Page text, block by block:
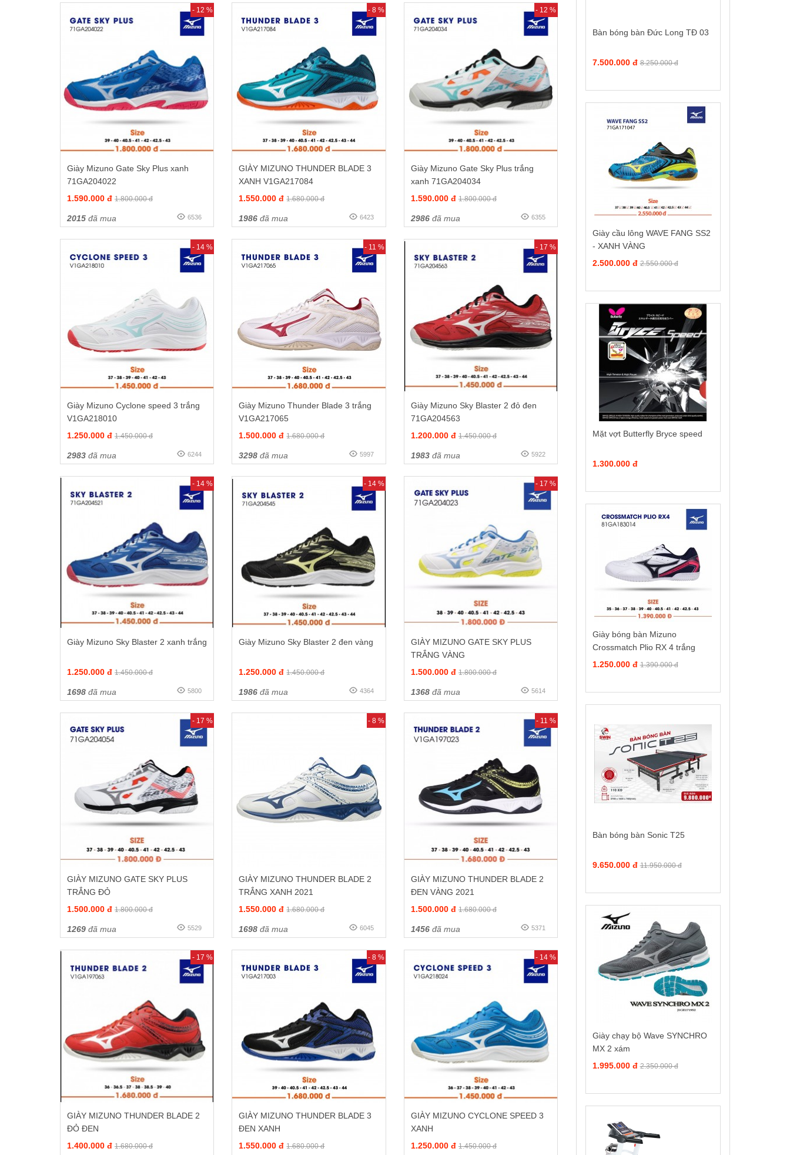
- 12 %
Giày Mizuno Gate Sky Plus xanh
71GA204022
1.590.000 đ 1.800.000 đ
2015 đã mua 6536
- 8 %
GIÀY MIZUNO THUNDER BLADE 3
XANH V1GA217084
1.550.000 đ 1.680.000 đ
1986 đã mua 6423
- 12 %
Giày Mizuno Gate Sky Plus trắng
xanh 71GA204034
1.590.000 đ 1.800.000 đ
2986đã mua 6355
- 14 %
Giày Mizuno Cyclone speed 3 trắng
V1GA218010
1.250.000 đ 1.450.000 đ
2983 đã mua 6244
- 11 %
Giày Mizuno Thunder Blade 3 trắng
V1GA217065
1.500.000 đ 1.680.000 đ
3298 đã mua 5997
- 17 %
Giày Mizuno Sky Blaster 2 đỏ đen
71GA204563
1.200.000 đ 1.450.000 đ
1983đã mua 5922
- 14 %
Giày Mizuno Sky Blaster 2 xanh trắng
1.250.000 đ 1.450.000 đ
1698 đã mua 5800
- 14 %
Giày Mizuno Sky Blaster 2 đen vàng
1.250.000 đ 1.450.000 đ
1986 đã mua 4364
- 17 %
GIÀY MIZUNO GATE SKY PLUS
TRẮNG VÀNG
1.500.000 đ 1.800.000 đ
1368đã mua 5614
- 17 %
GIÀY MIZUNO GATE SKY PLUS
TRẮNG ĐỎ
1.500.000 đ 1.800.000 đ
1269 đã mua 5529
- 8 %
GIÀY MIZUNO THUNDER BLADE 2
TRẮNG XANH 2021
1.550.000 đ 1.680.000 đ
1698 đã mua 6045
- 11 %
GIÀY MIZUNO THUNDER BLADE 2
ĐEN VÀNG 2021
1.500.000 đ 1.680.000 đ
1456đã mua 5371
- 17 %
GIÀY MIZUNO THUNDER BLADE 2
ĐỎ ĐEN
1.400.000 đ 1.680.000 đ
- 8 %
GIÀY MIZUNO THUNDER BLADE 3
ĐEN XANH
1.550.000 đ 1.680.000 đ
- 14 %
GIÀY MIZUNO CYCLONE SPEED 3
XANH
1.250.000 đ 1.450.000 đ
Bàn bóng bàn Đức Long TĐ 03
7.500.000 đ 8.250.000 đ
Giày cầu lông WAVE FANG SS2
- XANH VÀNG
2.500.000 đ 2.550.000 đ
Mặt vợt Butterfly Bryce speed
1.300.000 đ
Giày bóng bàn Mizuno
Crossmatch Plio RX 4 trắng
2021
1.250.000 đ 1.390.000 đ
Bàn bóng bàn Sonic T25
9.650.000 đ 11.950.000 đ
Giày chạy bộ Wave SYNCHRO
MX 2 xám
1.995.000 đ 2.350.000 đ